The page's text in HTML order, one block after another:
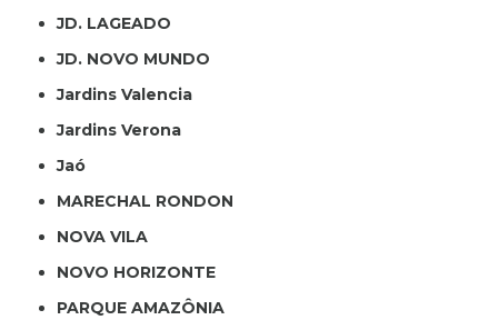
JD. LAGEADO
JD. NOVO MUNDO
Jardins Valencia
Jardins Verona
Jaó
MARECHAL RONDON
NOVA VILA
NOVO HORIZONTE
PARQUE AMAZÔNIA